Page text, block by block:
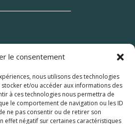
le consentement
nous utilisons des technologies
et/ou accéder aux informations des
à ces technologies nous permettra de
le comportement de navigation ou les ID
ne pas consentir ou de retirer son
effet négatif sur certaines caractéristiques